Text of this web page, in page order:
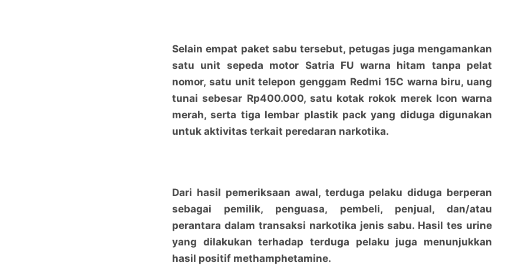
Selain empat paket sabu tersebut, petugas juga mengamankan
satu unit sepeda motor Satria FU warna hitam tanpa pelat
nomor, satu unit telepon genggam Redmi 15C warna biru, uang
tunai sebesar Rp400.000, satu kotak rokok merek Icon warna
merah, serta tiga lembar plastik pack yang diduga digunakan
untuk aktivitas terkait peredaran narkotika.
Dari hasil pemeriksaan awal, terduga pelaku diduga berperan
sebagai pemilik, penguasa, pembeli, penjual, dan/atau
perantara dalam transaksi narkotika jenis sabu. Hasil tes urine
yang dilakukan terhadap terduga pelaku juga menunjukkan
hasil positif methamphetamine.